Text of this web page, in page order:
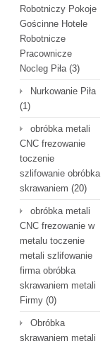
Robotniczy Pokoje
Gościnne Hotele
Robotnicze
Pracownicze
Nocleg Piła(3)
Nurkowanie Piła
(1)
obróbka metali
CNC frezowanie
toczenie
szlifowanie obróbka
skrawaniem (20)
obróbka metali
CNC frezowanie w
metalu toczenie
metali szlifowanie
firma obróbka
skrawaniem metali
Firmy (0)
Obróbka
skrawaniem metali